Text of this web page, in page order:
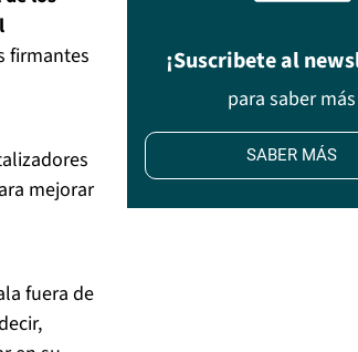
firmantes
mejorar
fuera de
¡Suscribete al
para saber más
SABER MÁS